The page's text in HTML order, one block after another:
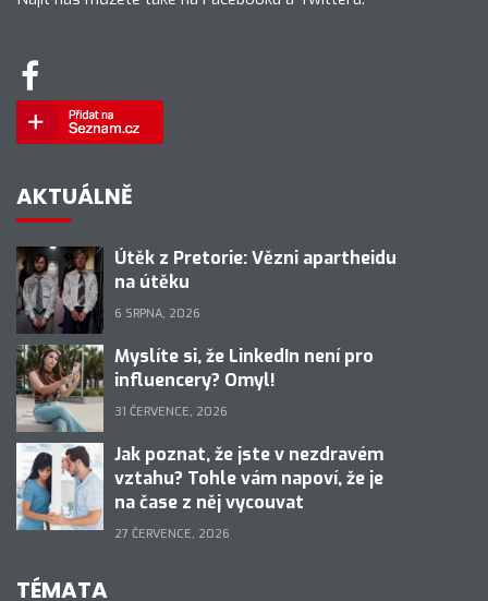
AKTUÁLNĚ
Útěk z Pretorie: Vězni apartheidu
na útěku
6 SRPNA, 2026
Myslíte si, že LinkedIn není pro
influencery? Omyl!
31 ČERVENCE, 2026
Jak poznat, že jste v nezdravém
vztahu? Tohle vám napoví, že je
na čase z něj vycouvat
27 ČERVENCE, 2026
TÉMATA